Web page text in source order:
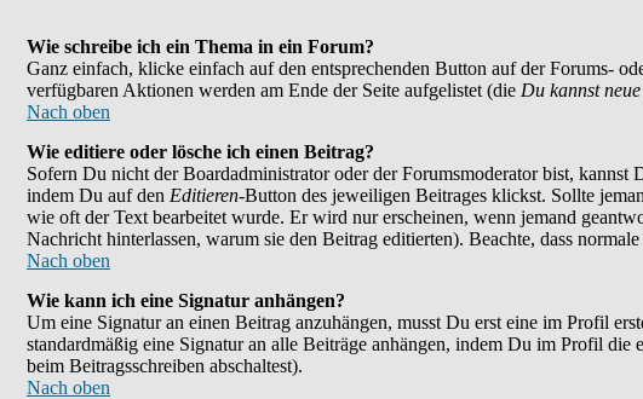
Wie schreibe ich ein Thema in ein Forum?
Ganz einfach, klicke einfach auf den entsprechenden Button auf der Forums-
verfügbaren Aktionen werden am Ende der Seite aufgelistet (die Du kannst
Nach oben
Wie editiere oder lösche ich einen Beitrag?
Sofern Du nicht der Boardadministrator oder der Forumsmoderator bist,
indem Du auf den Editieren-Button des jeweiligen Beitrages klickst. Sollte
wie oft der Text bearbeitet wurde. Er wird nur erscheinen, wenn jemand
Nachricht hinterlassen, warum sie den Beitrag editierten). Beachte, dass
Nach oben
Wie kann ich eine Signatur anhängen?
Um eine Signatur an einen Beitrag anzuhängen, musst Du erst eine im Profil
standardmäßig eine Signatur an alle Beiträge anhängen, indem Du im Profil
beim Beitragsschreiben abschaltest).
Nach oben